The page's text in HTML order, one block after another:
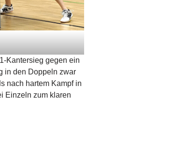
Kantersieg gegen ein
in den Doppeln zwar
nach hartem Kampf in
Einzeln zum klaren